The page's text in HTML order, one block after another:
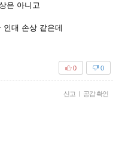
은 아니고
인대 손상 같은데
0
0
신고 | 공감 확인